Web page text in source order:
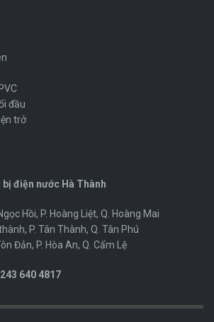
đầu
trở
điện nước Hà Thành
Hồi, P. Hoàng Liệt, Q. Hoàng Mai
P. Tân Thành, Q. Tân Phú
Đản, P. Hòa An, Q. Cẩm Lệ
640 4817